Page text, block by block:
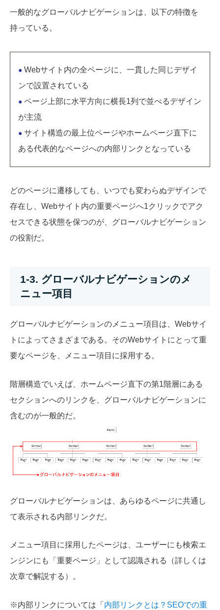
一般的なグローバルナビゲーションは、以下の特徴を
持っている。
● Webサイト内の全ページに、一貫した同じデザイ
ンで設置されている
● ページ上部に水平方向に横長1列で並べるデザイン
が主流
● サイト構造の最上位ページやホームページ直下に
ある代表的なページへの内部リンクとなっている
どのページに遷移しても、いつでも変わらぬデザインで
存在し、Webサイト内の重要ページへ1クリックでアク
セスできる状態を保つのが、グローバルナビゲーション
の役割だ。
1-3. グローバルナビゲーションのメ
ニュー項目
グローバルナビゲーションのメニュー項目は、Webサイ
トによってさまざまである。そのWebサイトにとって重
要なページを、メニュー項目に採用する。
階層構造でいえば、ホームページ直下の第1階層にある
セクションへのリンクを、グローバルナビゲーションに
含むのが一般的だ。
グローバルナビゲーションは、あらゆるページに共通し
て表示される内部リンクだ。
メニュー項目に採用したページは、ユーザーにも検索エ
ンジンにも「重要ページ」として認識される（詳しくは
次章で解説する）。
※内部リンクについては「 内部リンクとは？SEOでの重